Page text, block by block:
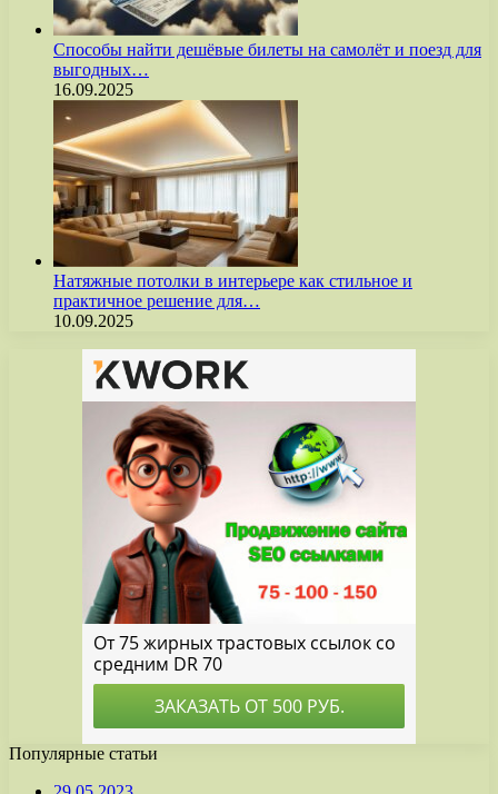
Способы найти дешёвые билеты на самолёт и поезд для
выгодных…
16.09.2025
Натяжные потолки в интерьере как стильное и
практичное решение для…
10.09.2025
Популярные статьи